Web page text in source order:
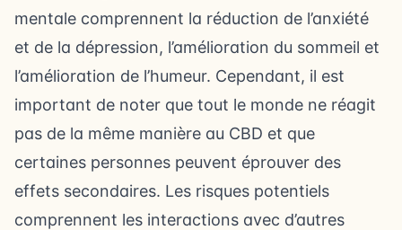
mentale comprennent la réduction de l’anxiété
et de la dépression, l’amélioration du sommeil et
l’amélioration de l’humeur. Cependant, il est
important de noter que tout le monde ne réagit
pas de la même manière au CBD et que
certaines personnes peuvent éprouver des
effets secondaires. Les risques potentiels
comprennent les interactions avec d’autres